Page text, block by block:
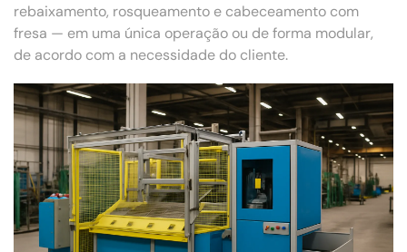
rebaixamento, rosqueamento e cabeceamento com
fresa — em uma única operação ou de forma modular,
de acordo com a necessidade do cliente.